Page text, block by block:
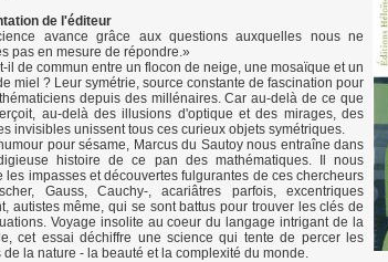
de l'éditeur
avance grâce aux questions auxquelles nous ne
pas en mesure de répondre.»
il de commun entre un flocon de neige, une mosaïque et un
miel ? Leur symétrie, source constante de fascination pour
depuis des millénaires. Car au-delà de ce que
au-delà des illusions d'optique et des mirages, des
invisibles unissent tous ces curieux objets symétriques.
pour sésame, Marcus du Sautoy nous entraîne dans
histoire de ce pan des mathématiques. Il nous
les impasses et découvertes fulgurantes de ces chercheurs
Gauss, Cauchy-, acariâtres parfois, excentriques
autistes même, qui se sont battus pour trouver les clés de
Voyage insolite au coeur du langage intrigant de la
cet essai déchiffre une science qui tente de percer les
de la nature - la beauté et la complexité du monde.